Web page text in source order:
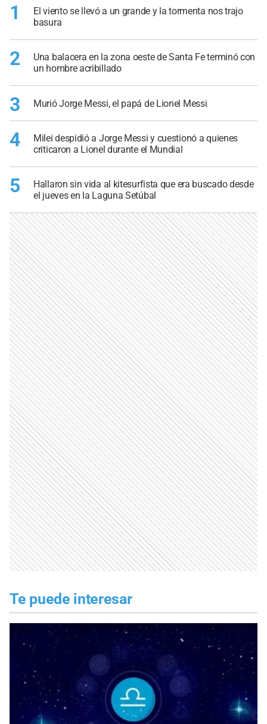
1
El viento se llevó a un grande y la tormenta nos trajo
basura
2
Una balacera en la zona oeste de Santa Fe terminó con
un hombre acribillado
3 Murió Jorge Messi, el papá de Lionel Messi
4
Milei despidió a Jorge Messi y cuestionó a quienes
criticaron a Lionel durante el Mundial
5
Hallaron sin vida al kitesurfista que era buscado desde
el jueves en la Laguna Setúbal
Te puede interesar